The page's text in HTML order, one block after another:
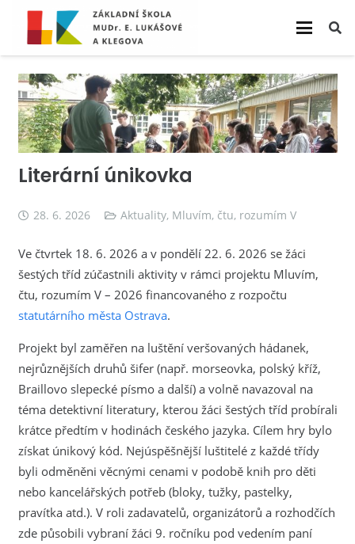
Literární únikovka
28. 6. 2026 Aktuality, Mluvím, čtu, rozumím V
Ve čtvrtek 18. 6. 2026 a v pondělí 22. 6. 2026 se žáci
šestých tříd zúčastnili aktivity v rámci projektu Mluvím,
čtu, rozumím V – 2026 financovaného z rozpočtu
statutárního města Ostrava.
Projekt byl zaměřen na luštění veršovaných hádanek,
nejrůznějších druhů šifer (např. morseovka, polský kříž,
Braillovo slepecké písmo a další) a volně navazoval na
téma detektivní literatury, kterou žáci šestých tříd probírali
krátce předtím v hodinách českého jazyka. Cílem hry bylo
získat únikový kód. Nejúspěšnější luštitelé z každé třídy
byli odměněni věcnými cenami v podobě knih pro děti
nebo kancelářských potřeb (bloky, tužky, pastelky,
pravítka atd.). V roli zadavatelů, organizátorů a rozhodčích
zde působili vybraní žáci 9. ročníku pod vedením paní